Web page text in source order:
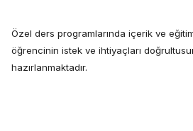
Özel ders programlarında içerik ve
öğrencinin istek ve ihtiyaçları
hazırlanmaktadır.